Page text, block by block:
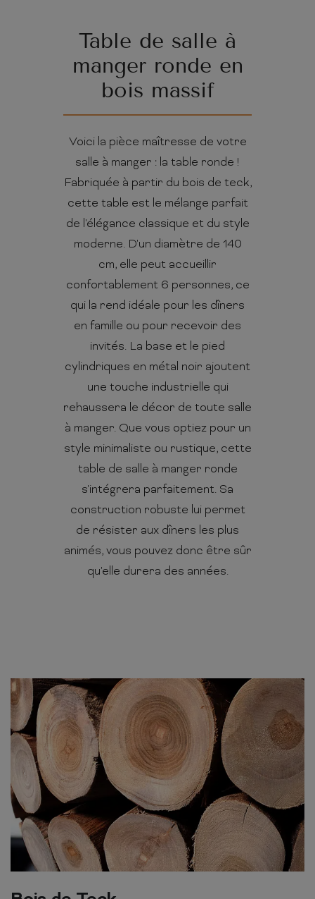
Table de salle à
manger ronde en
bois massif
Voici la pièce maîtresse de votre
salle à manger : la table ronde !
Fabriquée à partir du bois de teck,
cette table est le mélange parfait
de l'élégance classique et du style
moderne. D'un diamètre de 140
cm, elle peut accueillir
confortablement 6 personnes, ce
qui la rend idéale pour les dîners
en famille ou pour recevoir des
invités. La base et le pied
cylindriques en métal noir ajoutent
une touche industrielle qui
rehaussera le décor de toute salle
à manger. Que vous optiez pour un
style minimaliste ou rustique, cette
table de salle à manger ronde
s'intégrera parfaitement. Sa
construction robuste lui permet
de résister aux dîners les plus
animés, vous pouvez donc être sûr
qu'elle durera des années.